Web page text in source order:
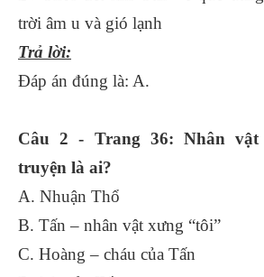
trời âm u và gió lạnh
Trả lời:
Đáp án đúng là: A.
Câu 2 - Trang 36: Nhân
truyện là ai?
A. Nhuận Thổ
B. Tấn – nhân vật xưng “tôi”
C. Hoàng – cháu của Tấn